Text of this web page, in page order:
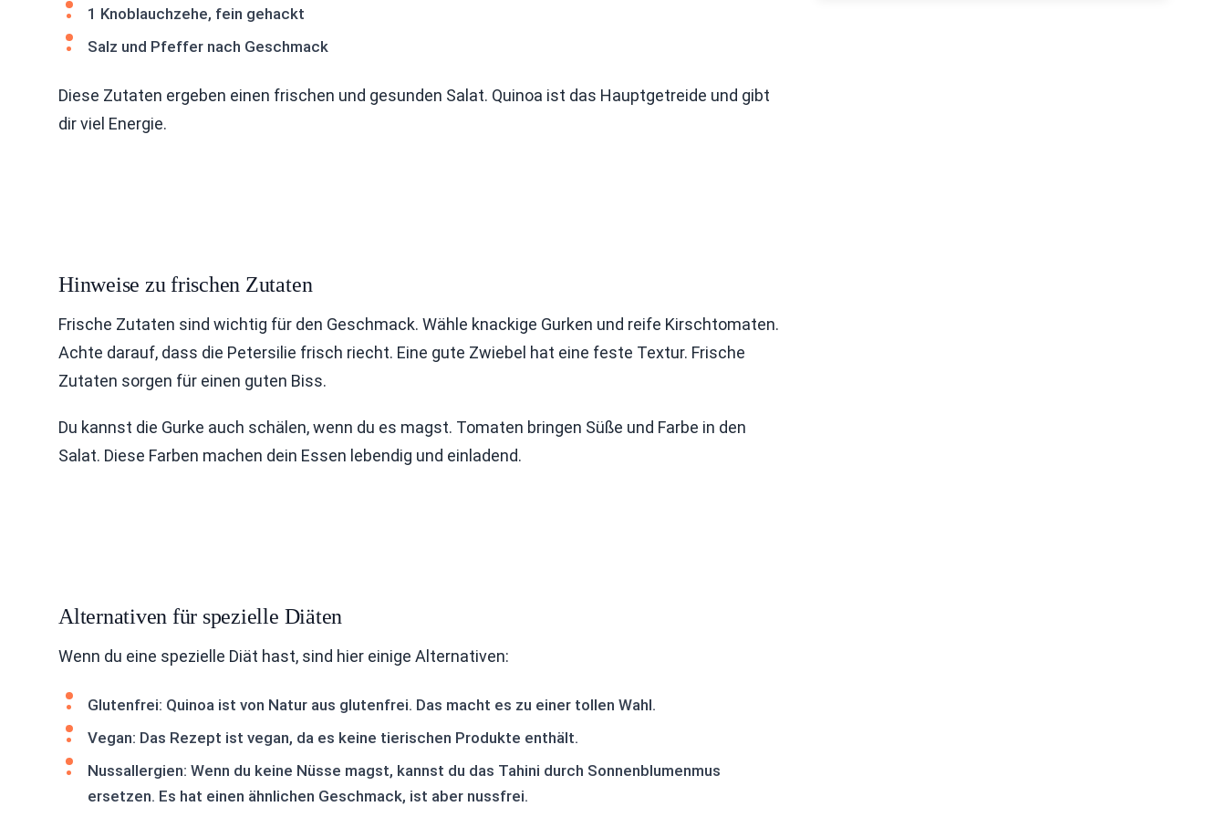
1 Knoblauchzehe, fein gehackt
Salz und Pfeffer nach Geschmack
Diese Zutaten ergeben einen frischen und gesunden Salat. Quinoa ist das Hauptgetreide und gibt
dir viel Energie.
Hinweise zu frischen Zutaten
Frische Zutaten sind wichtig für den Geschmack. Wähle knackige Gurken und reife Kirschtomaten.
Achte darauf, dass die Petersilie frisch riecht. Eine gute Zwiebel hat eine feste Textur. Frische
Zutaten sorgen für einen guten Biss.
Du kannst die Gurke auch schälen, wenn du es magst. Tomaten bringen Süße und Farbe in den
Salat. Diese Farben machen dein Essen lebendig und einladend.
Alternativen für spezielle Diäten
Wenn du eine spezielle Diät hast, sind hier einige Alternativen:
Glutenfrei: Quinoa ist von Natur aus glutenfrei. Das macht es zu einer tollen Wahl.
Vegan: Das Rezept ist vegan, da es keine tierischen Produkte enthält.
Nussallergien: Wenn du keine Nüsse magst, kannst du das Tahini durch Sonnenblumenmus
ersetzen. Es hat einen ähnlichen Geschmack, ist aber nussfrei.